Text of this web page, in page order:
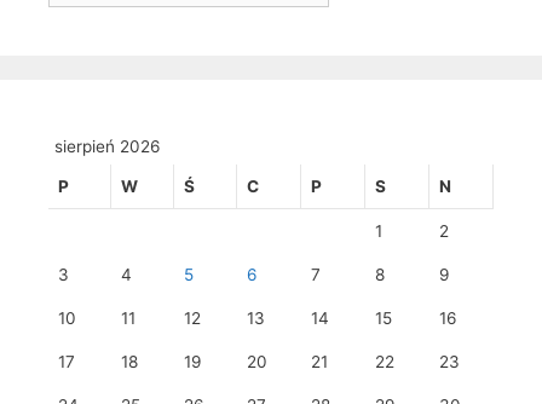
sierpień 2026
P W Ś C P S N
1 2
3 4 5 6 7 8 9
10 11 12 13 14 15 16
17 18 19 20 21 22 23